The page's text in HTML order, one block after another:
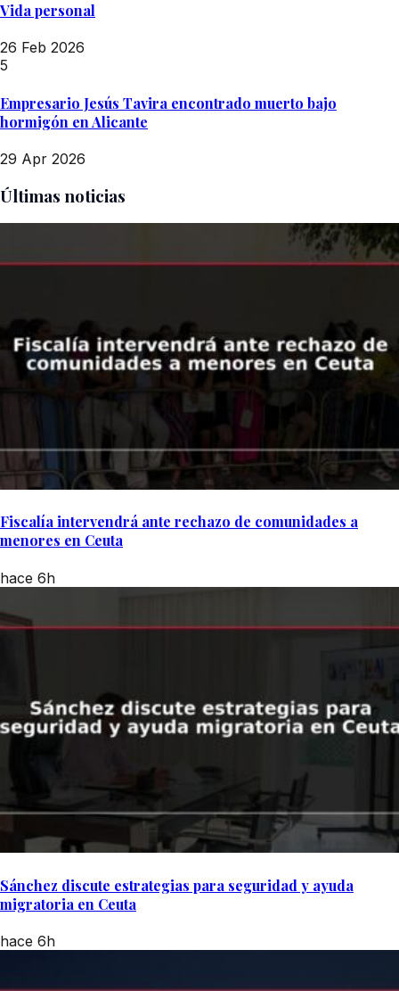
Vida personal
26 Feb 2026
5
Empresario Jesús Tavira encontrado muerto bajo
hormigón en Alicante
29 Apr 2026
Últimas noticias
Fiscalía intervendrá ante rechazo de comunidades a
menores en Ceuta
hace 6h
Sánchez discute estrategias para seguridad y ayuda
migratoria en Ceuta
hace 6h